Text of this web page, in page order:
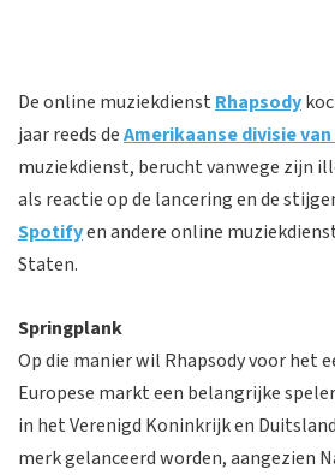
De online muziekdienst Rhapsody
jaar reeds deAmerikaanse divisie
muziekdienst, berucht vanwege zijn
als reactie op de lancering en de
Spotifyen andere online
Staten.
Springplank
Op die manier wil Rhapsody voor het
Europese markt een belangrijke
in het Verenigd Koninkrijk en
merk gelanceerd worden, aangezien